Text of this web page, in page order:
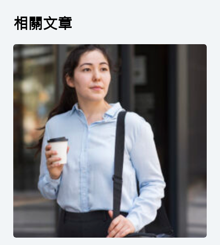
相關文章